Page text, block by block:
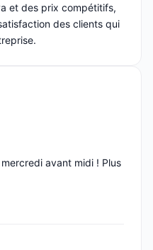
et des prix compétitifs,
des clients qui
avant midi ! Plus